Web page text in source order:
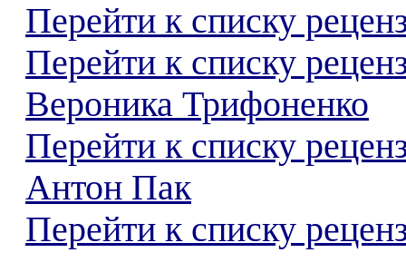
Перейти к списку
Перейти к списку
Вероника Трифоненко
Перейти к списку
Антон Пак
Перейти к списку